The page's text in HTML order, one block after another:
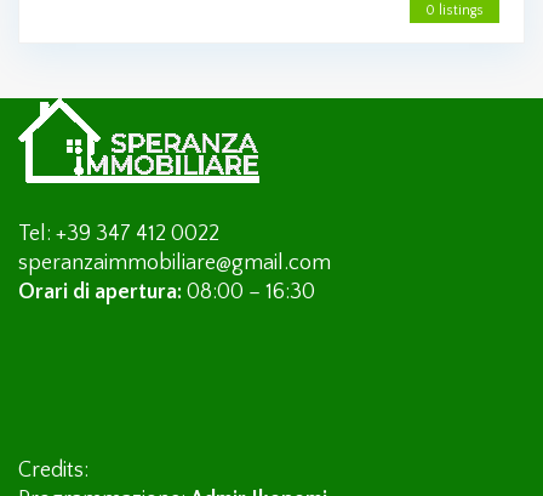
0 listings
Tel: +39 347 412 0022
speranzaimmobiliare@gmail.com
Orari di apertura: 08:00 – 16:30
Credits: